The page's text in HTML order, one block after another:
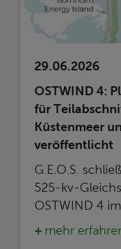
29.06.2026
OSTWIND 4:
für
Küstenmeer
veröffentlicht
G.E.O.S.
525-kv-
OSTWIND 4
mehr